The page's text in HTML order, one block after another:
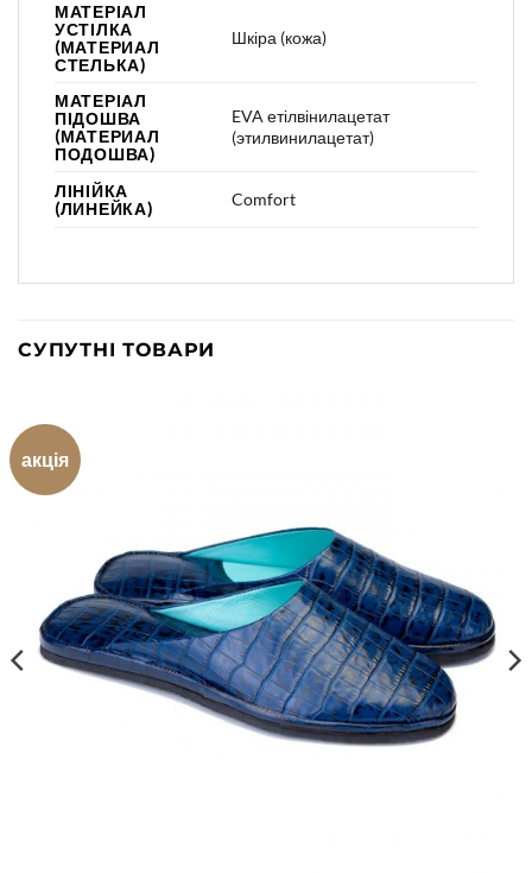
МАТЕРІАЛ
УСТІЛКА
(МАТЕРИАЛ
СТЕЛЬКА)
Шкіра (кожа)
МАТЕРІАЛ
ПІДОШВА
(МАТЕРИАЛ
ПОДОШВА)
EVA етілвінилацетат
(этилвинилацетат)
ЛІНІЙКА
(ЛИНЕЙКА)
Comfort
СУПУТНІ ТОВАРИ
акція